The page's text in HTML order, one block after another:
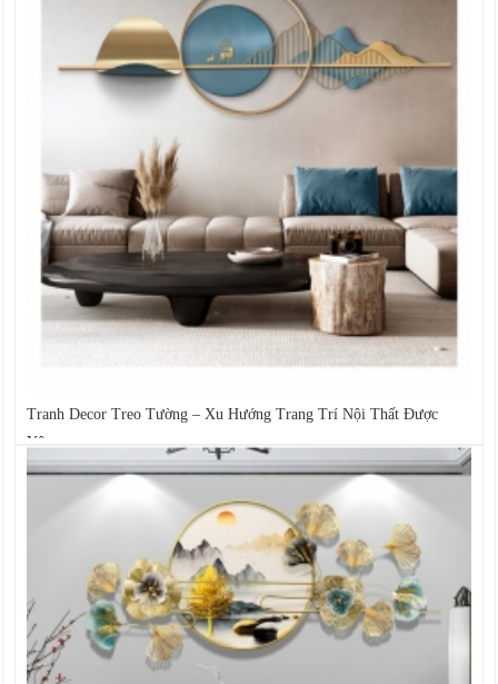
Tranh Decor Treo Tường – Xu Hướng Trang Trí Nội Thất Được
Yêu...